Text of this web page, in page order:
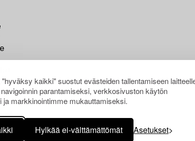
kaikki" suostut evästeiden tallentamiseen
parantamiseksi, verkkosivuston käytön
ja markkinointimme mukauttamiseksi.
Hylkää ei-välttämättömät Asetukset